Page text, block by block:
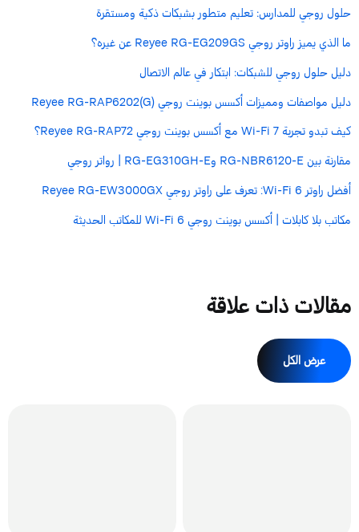
حلول روجي للمدارس: تعليم متطور بشبكات ذكية ومستقرة
ما الذي يميز راوتر روجي Reyee RG-EG209GS عن غيره؟
دليل حلول روجي للشبكات: ابتكار في عالم الاتصال
دليل مواصفات ومميزات أكسس بوينت روجي Reyee RG-RAP6202(G)
كيف تبدو تجربة Wi-Fi 7 مع أكسس بوينت روجي Reyee RG-RAP72؟
مقارنة بين RG-NBR6120-E وRG-EG310GH-E | رواتر روجي
أفضل راوتر Wi-Fi 6: تعرف على راوتر روجي Reyee RG-EW3000GX
مكاتب بلا كابلات | أكسس بوينت روجي Wi-Fi 6 للمكاتب الحديثة
مقالات ذات علاقة
عرض الكل